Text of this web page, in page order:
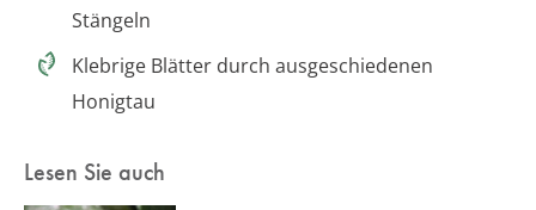
Stängeln
Klebrige Blätter durch ausgeschiedenen
Honigtau
Lesen Sie auch